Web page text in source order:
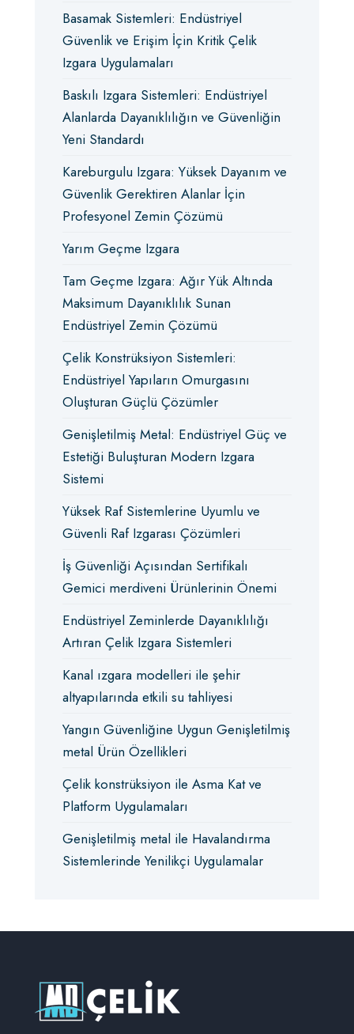
Basamak Sistemleri: Endüstriyel
Güvenlik ve Erişim İçin Kritik Çelik
Izgara Uygulamaları
Baskılı Izgara Sistemleri: Endüstriyel
Alanlarda Dayanıklılığın ve Güvenliğin
Yeni Standardı
Kareburgulu Izgara: Yüksek Dayanım ve
Güvenlik Gerektiren Alanlar İçin
Profesyonel Zemin Çözümü
Yarım Geçme Izgara
Tam Geçme Izgara: Ağır Yük Altında
Maksimum Dayanıklılık Sunan
Endüstriyel Zemin Çözümü
Çelik Konstrüksiyon Sistemleri:
Endüstriyel Yapıların Omurgasını
Oluşturan Güçlü Çözümler
Genişletilmiş Metal: Endüstriyel Güç ve
Estetiği Buluşturan Modern Izgara
Sistemi
Yüksek Raf Sistemlerine Uyumlu ve
Güvenli Raf Izgarası Çözümleri
İş Güvenliği Açısından Sertifikalı
Gemici merdiveni Ürünlerinin Önemi
Endüstriyel Zeminlerde Dayanıklılığı
Artıran Çelik Izgara Sistemleri
Kanal ızgara modelleri ile şehir
altyapılarında etkili su tahliyesi
Yangın Güvenliğine Uygun Genişletilmiş
metal Ürün Özellikleri
Çelik konstrüksiyon ile Asma Kat ve
Platform Uygulamaları
Genişletilmiş metal ile Havalandırma
Sistemlerinde Yenilikçi Uygulamalar